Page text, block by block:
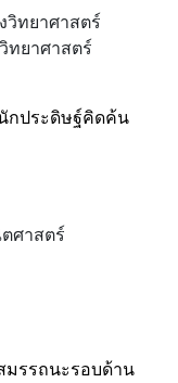
วิทยาศาสตร์
ทยาศาสตร์
กประดิษฐ์คิดค้น
ศาสตร์
รรถนะรอบด้าน